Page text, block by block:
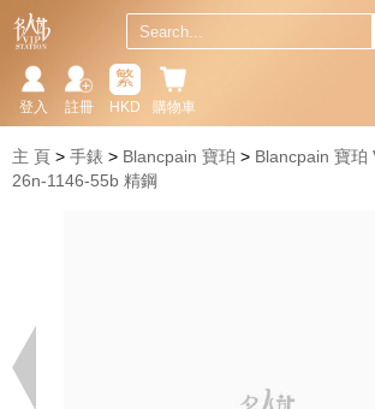
購物車
繁
HKD
註冊
登入
主 頁 手錶 Blancpain 寶珀
Blancpain 寶珀
26n-1146-55b 精鋼